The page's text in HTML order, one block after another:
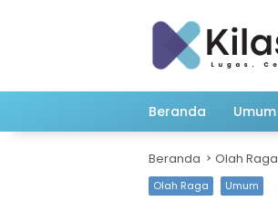
Beranda Umum
Beranda Olah Raga
Olah Raga Umum